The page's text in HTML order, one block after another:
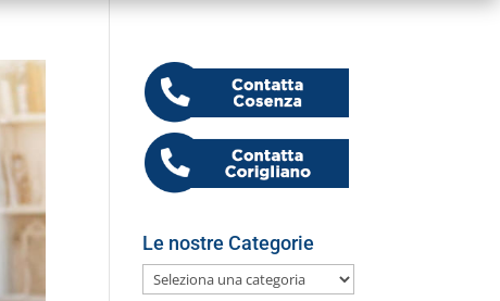
Le nostre Categorie
Le